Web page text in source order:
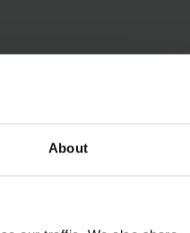
About
Telematikbox (ab